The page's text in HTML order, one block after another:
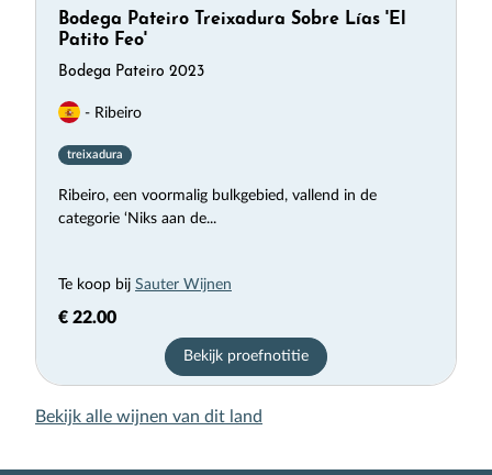
Bodega Pateiro Treixadura Sobre Lías 'El
Patito Feo'
Bodega Pateiro 2023
- Ribeiro
treixadura
Ribeiro, een voormalig bulkgebied, vallend in de
categorie ‘Niks aan de...
Te koop bij Sauter Wijnen
€ 22.00
Bekijk proefnotitie
Bekijk alle wijnen van dit land